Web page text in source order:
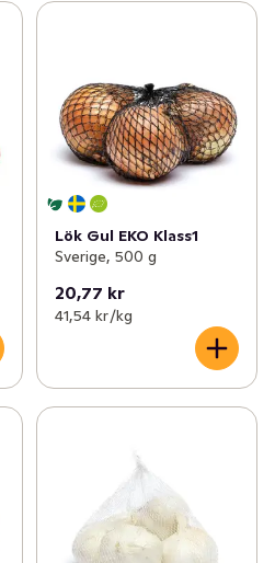
Lök Gul EKO Klass1
Sverige, 500 g
20,77 kr
41,54 kr /kg